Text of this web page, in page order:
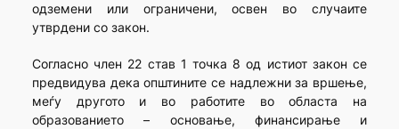
одземени или ограничени, освен во случаите
утврдени со закон.
Согласно член 22 став 1 точка 8 од истиот закон се
предвидува дека општините се надлежни за вршење,
меѓу другото и во работите во областа на
образованието – основање, финансирање и